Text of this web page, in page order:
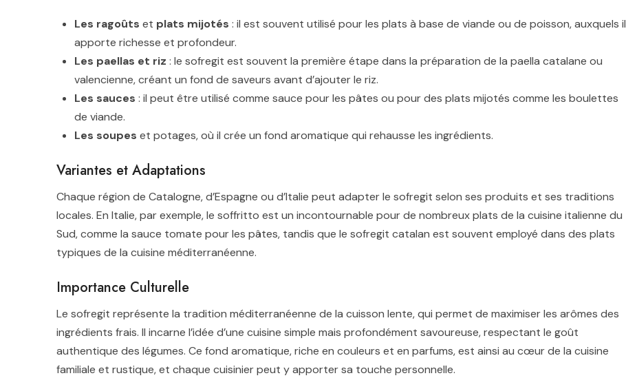
Les ragoûts et plats mijotés : il est souvent utilisé pour les plats à base de viande ou de poisson, auxquels il
apporte richesse et profondeur.
Les paellas et riz : le sofregit est souvent la première étape dans la préparation de la paella catalane ou
valencienne, créant un fond de saveurs avant d’ajouter le riz.
Les sauces : il peut être utilisé comme sauce pour les pâtes ou pour des plats mijotés comme les boulettes
de viande.
Les soupes et potages, où il crée un fond aromatique qui rehausse les ingrédients.
Variantes et Adaptations
Chaque région de Catalogne, d’Espagne ou d’Italie peut adapter le sofregit selon ses produits et ses traditions
locales. En Italie, par exemple, le soffritto est un incontournable pour de nombreux plats de la cuisine italienne du
Sud, comme la sauce tomate pour les pâtes, tandis que le sofregit catalan est souvent employé dans des plats
typiques de la cuisine méditerranéenne.
Importance Culturelle
Le sofregit représente la tradition méditerranéenne de la cuisson lente, qui permet de maximiser les arômes des
ingrédients frais. Il incarne l’idée d’une cuisine simple mais profondément savoureuse, respectant le goût
authentique des légumes. Ce fond aromatique, riche en couleurs et en parfums, est ainsi au cœur de la cuisine
familiale et rustique, et chaque cuisinier peut y apporter sa touche personnelle.